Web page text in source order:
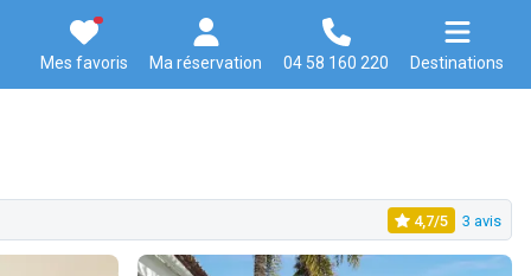
Mes favoris Ma réservation 04 58 160 220 Destinations
4,7/5 3 avis